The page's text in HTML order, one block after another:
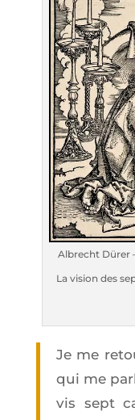
Albrecht Dürer
La vision des
Je me
qui me
vis sept